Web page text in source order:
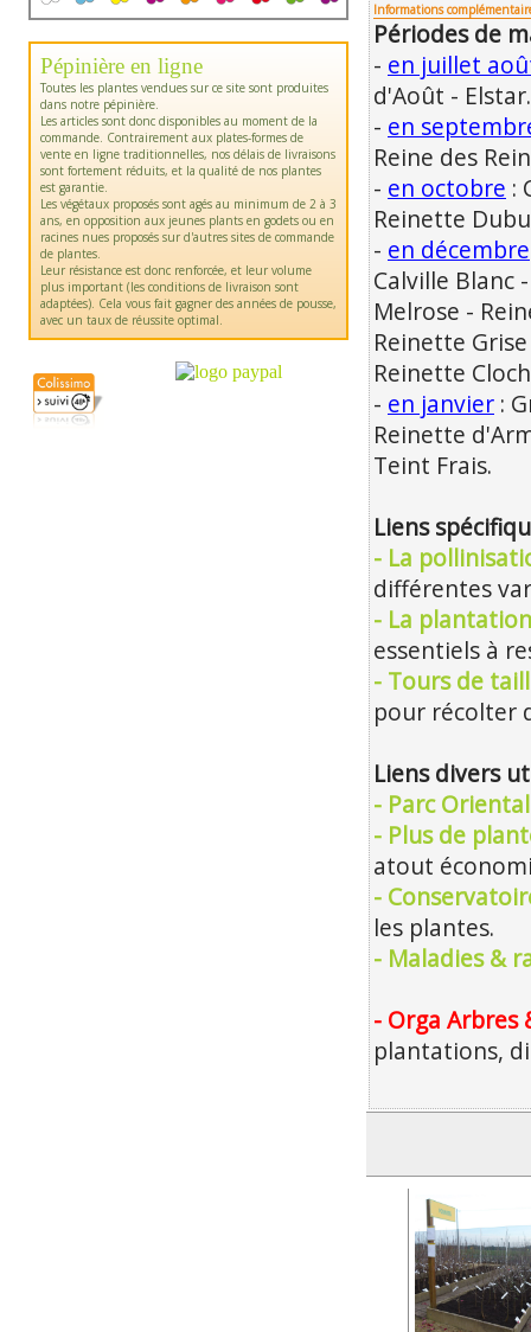
Pépinière en ligne
Toutes les plantes vendues sur ce site sont produites
dans notre pépinière.
Les articles sont donc disponibles au moment de la
commande. Contrairement aux plates-formes de
vente en ligne traditionnelles, nos délais de livraisons
sont fortement réduits, et la qualité de nos plantes
est garantie.
Les végétaux proposés sont agés au minimum de 2 à 3
ans, en opposition aux jeunes plants en godets ou en
racines nues proposés sur d'autres sites de commande
de plantes.
Leur résistance est donc renforcée, et leur volume
plus important (les conditions de livraison sont
adaptées). Cela vous fait gagner des années de pousse,
avec un taux de réussite optimal.
Informations
Périodes de
- en juillet
d'Août - Elstar.
- en
Reine des
- en octobre :
Reinette
- en décembre
Calville Blanc
Melrose -
Reinette
Reinette
- en janvier :
Reinette
Teint Frais.
Liens
- La
différentes
- La
essentiels à
- Tours de
pour récolter
Liens divers
- Parc
- Plus de
atout
-
les plantes.
- Maladies &
- Orga Arbres
plantations,